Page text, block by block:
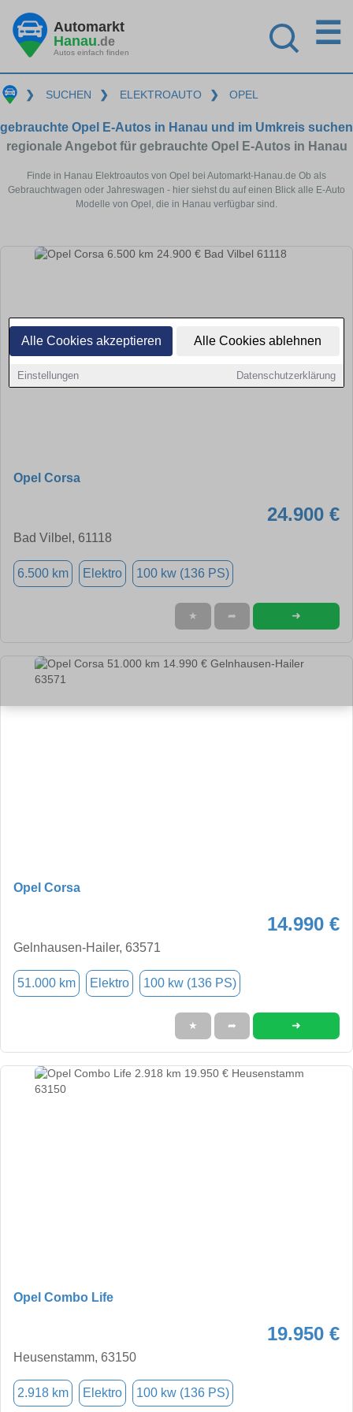
Alle Cookies akzeptieren Alle Cookies ablehnen
Einstellungen Datenschutzerklärung
Automarkt
Hanau.de
Autos einfach finden
☰
❯ SUCHEN ❯ ELEKTROAUTO ❯ OPEL
gebrauchte Opel E-Autos in Hanau und im Umkreis suchen
regionale Angebot für gebrauchte Opel E-Autos in Hanau
Finde in Hanau Elektroautos von Opel bei Automarkt-Hanau.de Ob als
Gebrauchtwagen oder Jahreswagen - hier siehst du auf einen Blick alle E-Auto
Modelle von Opel, die in Hanau verfügbar sind.
Opel Corsa
24.900 €
Bad Vilbel, 61118
6.500 km Elektro 100 kw (136 PS)
★ ➦ ➜
Opel Corsa
14.990 €
Gelnhausen-Hailer, 63571
51.000 km Elektro 100 kw (136 PS)
★ ➦ ➜
Opel Combo Life
19.950 €
Heusenstamm, 63150
2.918 km Elektro 100 kw (136 PS)